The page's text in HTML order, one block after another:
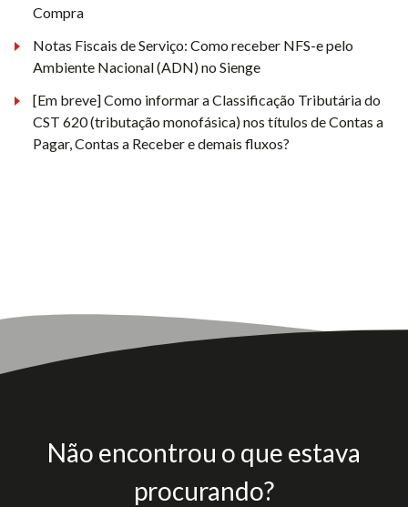
Compra
Notas Fiscais de Serviço: Como receber NFS-e pelo
Ambiente Nacional (ADN) no Sienge
[Em breve] Como informar a Classificação Tributária do
CST 620 (tributação monofásica) nos títulos de Contas a
Pagar, Contas a Receber e demais fluxos?
Não encontrou o que estava
procurando?